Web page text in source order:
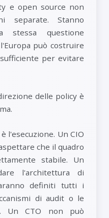
e open source non
separate. Stanno
stessa questione
può costruire
per evitare
delle policy è
l'esecuzione. Un CIO
che il quadro
stabile. Un
l'architettura di
definiti tutti i
di audit o le
Un CTO non può